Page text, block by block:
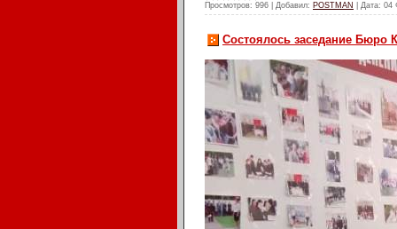
Просмотров: 996 Добавил: POSTMAN Дата: 04
Состоялось заседание Бюро